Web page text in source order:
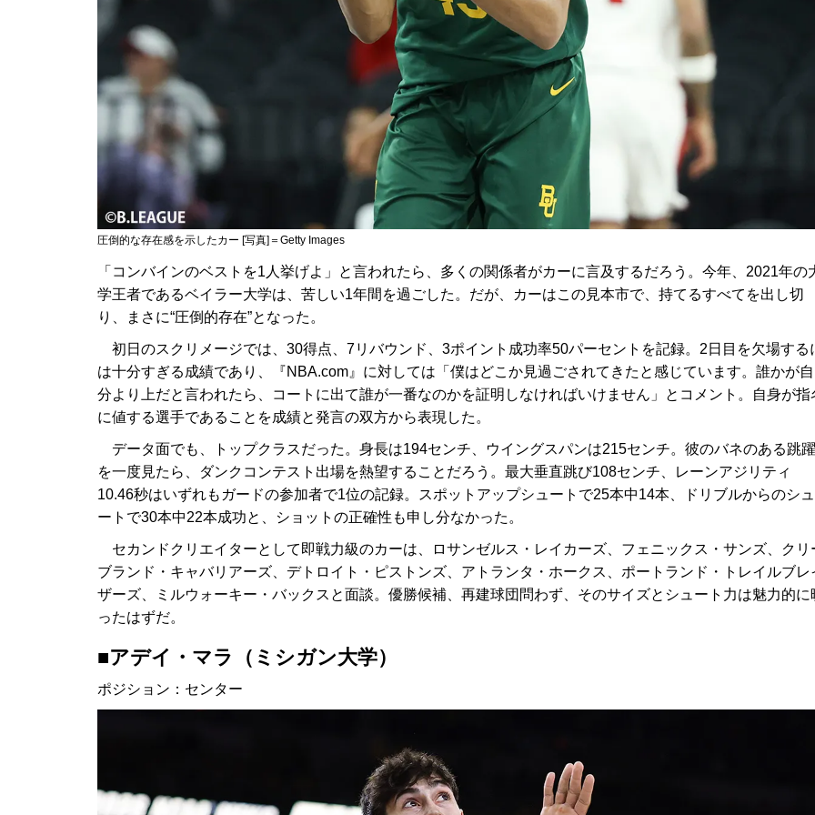
圧倒的な存在感を示したカー [写真]＝Getty Images
「コンバインのベストを1人挙げよ」と言われたら、多くの関係者がカーに言及するだろう。今年、2021年の
学王者であるベイラー大学は、苦しい1年間を過ごした。だが、カーはこの見本市で、持てるすべてを出し切
り、まさに“圧倒的存在”となった。
初日のスクリメージでは、30得点、7リバウンド、3ポイント成功率50パーセントを記録。2日目を欠場する
は十分すぎる成績であり、『NBA.com』に対しては「僕はどこか見過ごされてきたと感じています。誰かが自
分より上だと言われたら、コートに出て誰が一番なのかを証明しなければいけません」とコメント。自身が指
に値する選手であることを成績と発言の双方から表現した。
データ面でも、トップクラスだった。身長は194センチ、ウイングスパンは215センチ。彼のバネのある跳躍
を一度見たら、ダンクコンテスト出場を熱望することだろう。最大垂直跳び108センチ、レーンアジリティ
10.46秒はいずれもガードの参加者で1位の記録。スポットアップシュートで25本中14本、ドリブルからのシュ
ートで30本中22本成功と、ショットの正確性も申し分なかった。
セカンドクリエイターとして即戦力級のカーは、ロサンゼルス・レイカーズ、フェニックス・サンズ、クリ
ブランド・キャバリアーズ、デトロイト・ピストンズ、アトランタ・ホークス、ポートランド・トレイルブレ
ザーズ、ミルウォーキー・バックスと面談。優勝候補、再建球団問わず、そのサイズとシュート力は魅力的に
ったはずだ。
■アデイ・マラ（ミシガン大学）
ポジション：センター